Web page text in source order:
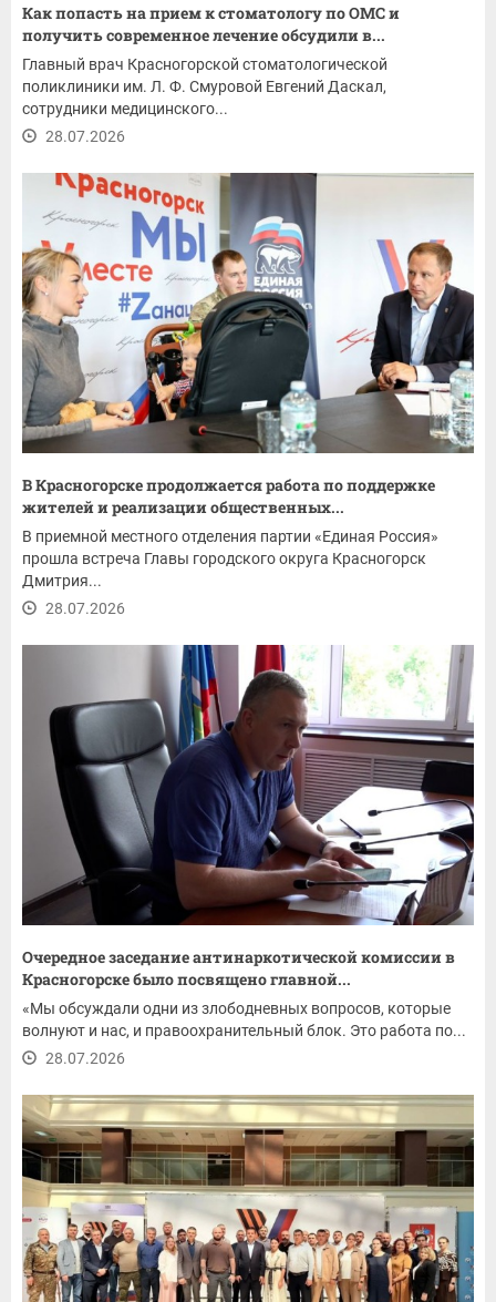
Как попасть на прием к стоматологу по ОМС и
получить современное лечение обсудили в...
Главный врач Красногорской стоматологической
поликлиники им. Л. Ф. Смуровой Евгений Даскал,
сотрудники медицинского...
28.07.2026
В Красногорске продолжается работа по поддержке
жителей и реализации общественных...
В приемной местного отделения партии «Единая Россия»
прошла встреча Главы городского округа Красногорск
Дмитрия...
28.07.2026
Очередное заседание антинаркотической комиссии в
Красногорске было посвящено главной...
«Мы обсуждали одни из злободневных вопросов, которые
волнуют и нас, и правоохранительный блок. Это работа по...
28.07.2026